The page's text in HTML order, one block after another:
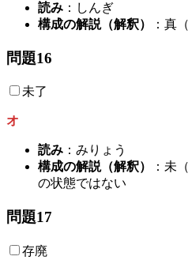
読み ：しんぎ
構成の解説（解釈）
：真
問題16
未了
オ
読み ：みりょう
構成の解説（解釈）
：未
の状態ではない
問題17
存廃